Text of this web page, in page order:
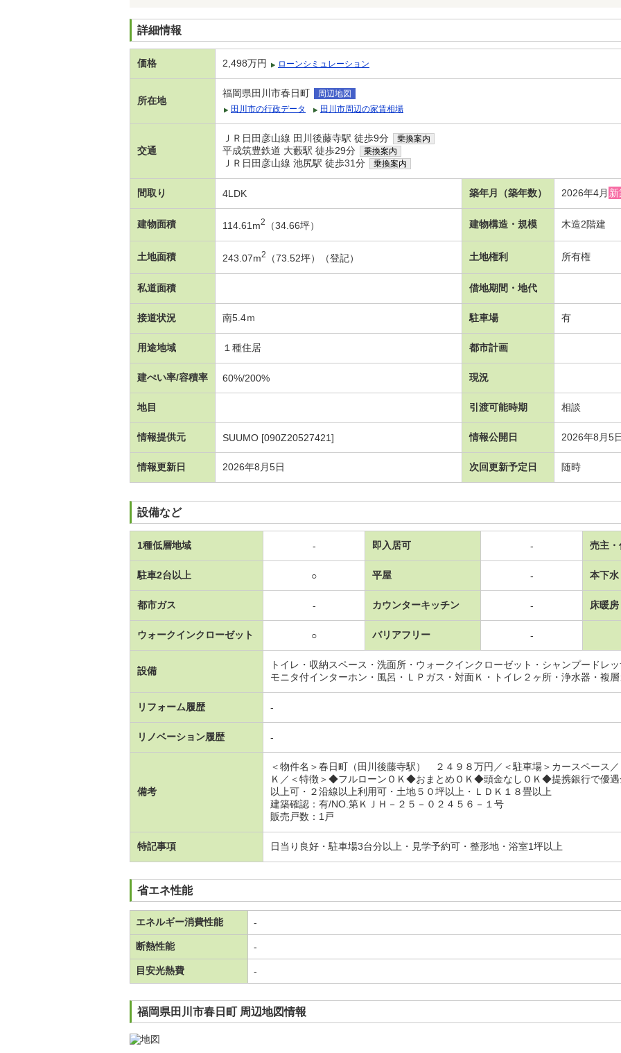
詳細情報
価格 2,498万円 ローンシミュレーション
所在地
福岡県田川市春日町
周辺地図
田川市の行政データ
田川市周辺の家賃相場
交通
ＪＲ日田彦山線 田川後藤寺駅 徒歩9分 乗換案内
平成筑豊鉄道 大藪駅 徒歩29分 乗換案内
ＪＲ日田彦山線 池尻駅 徒歩31分 乗換案内
間取り 4LDK 築年月（築年数） 2026年4月
建物面積 114.61m2 （34.66坪） 建物構造・規模 木造2階建
土地面積 243.07m2 （73.52坪）（登記） 土地権利 所有権
私道面積 借地期間・地代
接道状況 南5.4ｍ 駐車場 有
用途地域 １種住居 都市計画
建ぺい率/容積率 60%/200% 現況
地目 引渡可能時期 相談
情報提供元 SUUMO [090Z20527421] 情報公開日 2026年8月5
情報更新日 2026年8月5日 次回更新予定日 随時
設備など
1種低層地域 - 即入居可 - 売主・
駐車2台以上 ○ 平屋 - 本下水
都市ガス - カウンターキッチン - 床暖房
ウォークインクローゼット ○ バリアフリー -
設備
トイレ・収納スペース・洗面所・ウォークインクローゼット・シャンプードレ
モニタ付インターホン・風呂・ＬＰガス・対面Ｋ・トイレ２ヶ所・浄水器・複
リフォーム履歴 -
リノベーション履歴 -
備考
＜物件名＞春日町（田川後藤寺駅） ２４９８万円／＜駐車場＞カースペース
Ｋ／＜特徴＞◆フルローンＯＫ◆おまとめＯＫ◆頭金なしＯＫ◆提携銀行で優遇
以上可・２沿線以上利用可・土地５０坪以上・ＬＤＫ１８畳以上
建築確認：有/NO.第ＫＪＨ－２５－０２４５６－１号
販売戸数：1戸
特記事項 日当り良好・駐車場3台分以上・見学予約可・整形地・浴室1坪以上
省エネ性能
エネルギー消費性能 -
断熱性能 -
目安光熱費 -
福岡県田川市春日町 周辺地図情報